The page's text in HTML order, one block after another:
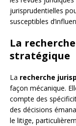
jurisprudentielles
susceptibles
La
stratégique
La recherche
façon mécanique.
compte des
des décisions
le litige,